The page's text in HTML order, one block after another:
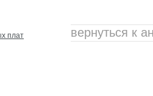
плат
вернуться к